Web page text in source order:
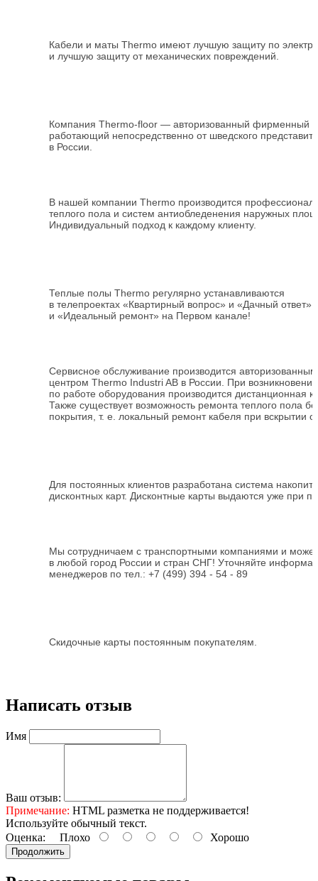
Кабели и маты Thermo имеют лучшую защиту по
и лучшую защиту от механических повреждений.
Компания Thermo-floor — авторизованный фирменный
работающий непосредственно от шведского
в России.
В нашей компании Thermo производится
теплого пола и систем антиобледенения наружных
Индивидуальный подход к каждому клиенту.
Теплые полы Thermo регулярно устанавливаются
в телепроектах «Квартирный вопрос» и «Дачный ответ»
и «Идеальный ремонт» на Первом канале!
Сервисное обслуживание производится
центром Thermo Industri AB в России. При
по работе оборудования производится дистанционная
Также существует возможность ремонта теплого пола
покрытия, т. е. локальный ремонт кабеля при вскрытии
Для постоянных клиентов разработана система
дисконтных карт. Дисконтные карты выдаются уже при
Мы сотрудничаем с транспортными компаниями и
в любой город России и стран СНГ! Уточняйте
менеджеров по тел.: +7 (499) 394 - 54 - 89
Скидочные карты постоянным покупателям.
Написать отзыв
Имя
Ваш отзыв:
Примечание: HTML разметка не поддерживается!
Используйте обычный текст.
Оценка: Плохо Хорошо
Продолжить